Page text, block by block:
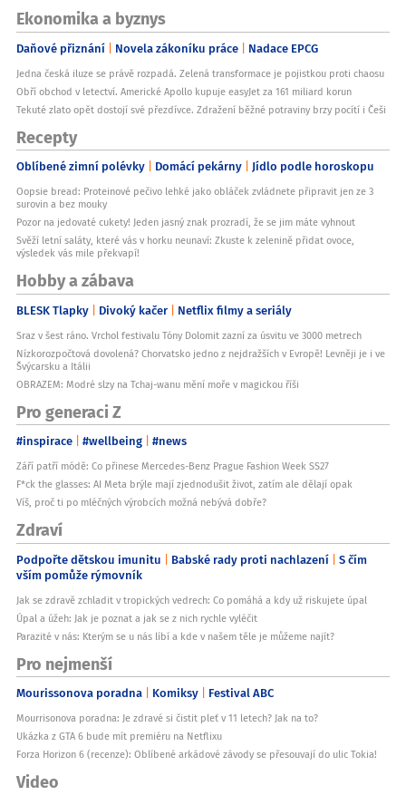
Ekonomika a byznys
Daňové přiznání Novela zákoníku práce Nadace EPCG
Jedna česká iluze se právě rozpadá. Zelená transformace je pojistkou proti chaosu
Obří obchod v letectví. Americké Apollo kupuje easyJet za 161 miliard korun
Tekuté zlato opět dostojí své přezdívce. Zdražení běžné potraviny brzy pocítí i Češi
Recepty
Oblíbené zimní polévky Domácí pekárny Jídlo podle horoskopu
Oopsie bread: Proteinové pečivo lehké jako obláček zvládnete připravit jen ze 3
surovin a bez mouky
Pozor na jedovaté cukety! Jeden jasný znak prozradí, že se jim máte vyhnout
Svěží letní saláty, které vás v horku neunaví: Zkuste k zelenině přidat ovoce,
výsledek vás mile překvapí!
Hobby a zábava
BLESK Tlapky Divoký kačer Netflix filmy a seriály
Sraz v šest ráno. Vrchol festivalu Tóny Dolomit zazní za úsvitu ve 3000 metrech
Nízkorozpočtová dovolená? Chorvatsko jedno z nejdražších v Evropě! Levněji je i ve
Švýcarsku a Itálii
OBRAZEM: Modré slzy na Tchaj-wanu mění moře v magickou říši
Pro generaci Z
#inspirace #wellbeing #news
Září patří módě: Co přinese Mercedes-Benz Prague Fashion Week SS27
F*ck the glasses: AI Meta brýle mají zjednodušit život, zatím ale dělají opak
Víš, proč ti po mléčných výrobcích možná nebývá dobře?
Zdraví
Podpořte dětskou imunitu Babské rady proti nachlazení S čím
vším pomůže rýmovník
Jak se zdravě zchladit v tropických vedrech: Co pomáhá a kdy už riskujete úpal
Úpal a úžeh: Jak je poznat a jak se z nich rychle vyléčit
Parazité v nás: Kterým se u nás líbí a kde v našem těle je můžeme najít?
Pro nejmenší
Mourissonova poradna Komiksy Festival ABC
Mourrisonova poradna: Je zdravé si čistit pleť v 11 letech? Jak na to?
Ukázka z GTA 6 bude mít premiéru na Netflixu
Forza Horizon 6 (recenze): Oblíbené arkádové závody se přesouvají do ulic Tokia!
Video